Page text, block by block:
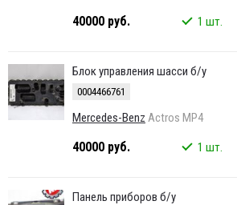
40000 руб. 1 шт.
Блок управления шасси б/у
0004466761
Mercedes-Benz Actros MP4
40000 руб. 1 шт.
Панель приборов б/у